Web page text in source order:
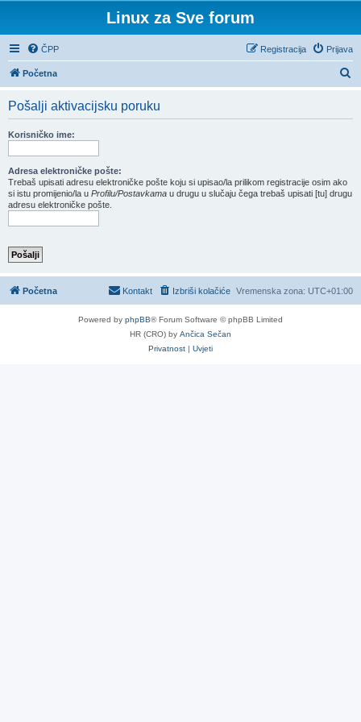
Linux za Sve forum
ČPP Prijava
Registracija
Početna
Pošalji aktivacijsku poruku
Korisničko ime:
Adresa elektroničke pošte:
Trebaš upisati adresu elektroničke pošte koju si upisao/la prilikom registracije osim ako
si istu promijenio/la u Profilu/Postavkama u drugu u slučaju čega trebaš upisati [tu] drugu
adresu elektroničke pošte.
Početna Vremenska zona: UTC+01:00
Izbriši kolačiće
Kontakt
Powered by phpBB® Forum Software © phpBB Limited
HR (CRO) by Ančica Sečan
Privatnost | Uvjeti